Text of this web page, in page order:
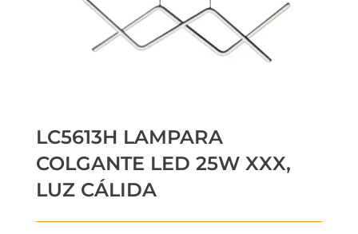
LC5613H LAMPARA
COLGANTE LED 25W XXX,
LUZ CÁLIDA